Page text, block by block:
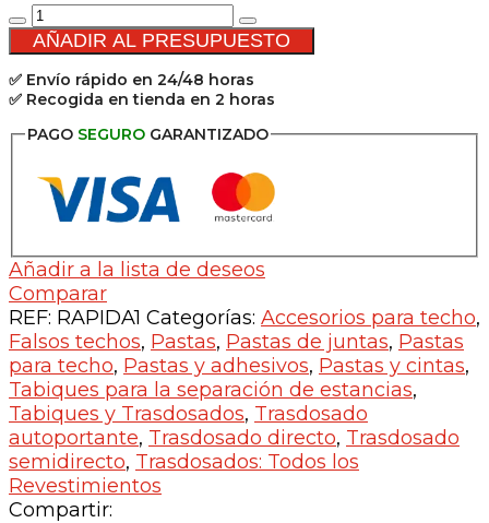
Pasta
de
juntas
rápida
PR1
-
cantidad
AÑADIR AL PRESUPUESTO
✅ Envío rápido en 24/48 horas
✅ Recogida en tienda en 2 horas
PAGO SEGUROGARANTIZADO
Añadir a la lista de deseos
Comparar
REF: RAPIDA1 Categorías: Accesorios para techo,
Falsos techos, Pastas, Pastas de juntas, Pastas
para techo, Pastas y adhesivos, Pastas y cintas,
Tabiques para la separación de estancias,
Tabiques y Trasdosados, Trasdosado
autoportante, Trasdosado directo, Trasdosado
semidirecto, Trasdosados: Todos los
Revestimientos
Compartir: